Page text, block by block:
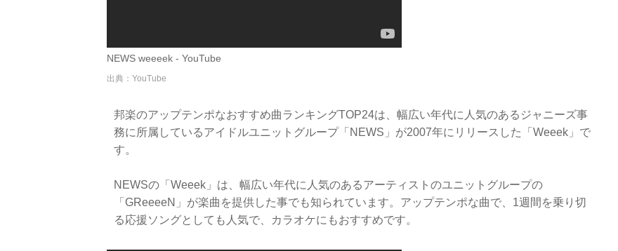
NEWS weeeek - YouTube
出典：YouTube
邦楽のアップテンポなおすすめ曲ランキングTOP24は、幅広い年代に人気のあるジャニーズ事
務に所属しているアイドルユニットグループ「NEWS」が2007年にリリースした「Weeek」で
す。
NEWSの「Weeek」は、幅広い年代に人気のあるアーティストのユニットグループの
「GReeeeN」が楽曲を提供した事でも知られています。アップテンポな曲で、1週間を乗り切
る応援ソングとしても人気で、カラオケにもおすすめです。